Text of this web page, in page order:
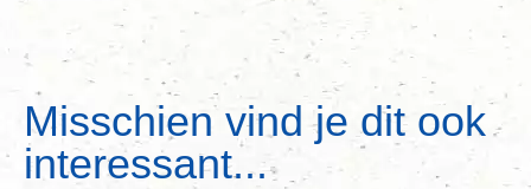
Misschien vind je dit ook
interessant...